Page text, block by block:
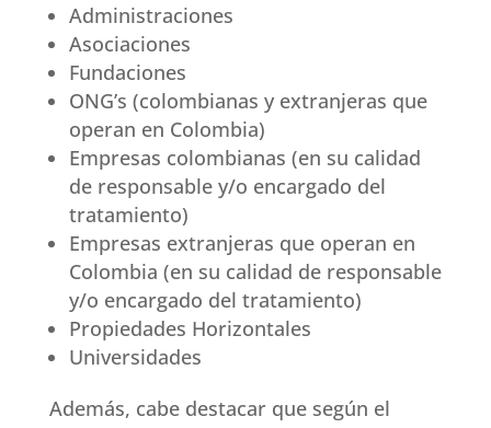
Administraciones
Asociaciones
Fundaciones
ONG’s (colombianas y extranjeras que
operan en Colombia)
Empresas colombianas (en su calidad
de responsable y/o encargado del
tratamiento)
Empresas extranjeras que operan en
Colombia (en su calidad de responsable
y/o encargado del tratamiento)
Propiedades Horizontales
Universidades
Además, cabe destacar que según el